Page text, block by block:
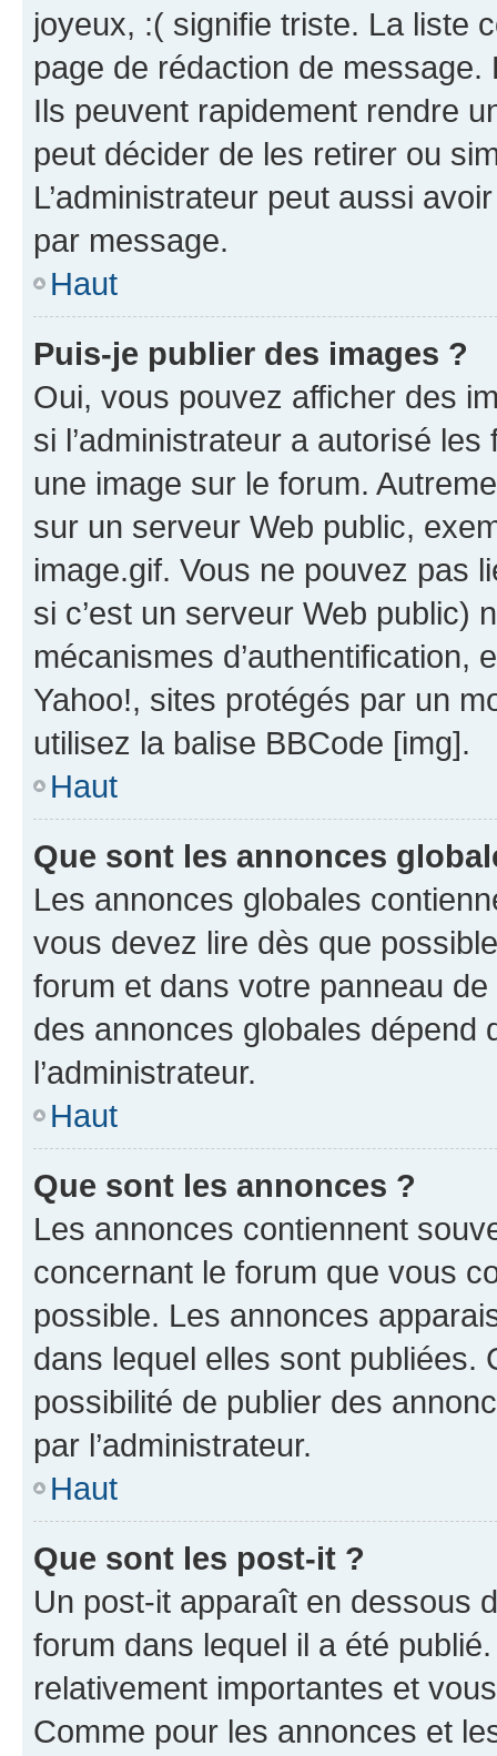
joyeux, :( signifie triste. La liste
page de rédaction de
Ils peuvent rapidement rendre
peut décider de les retirer ou
L’administrateur peut aussi
par message.
Haut
Puis-je publier des images ?
Oui, vous pouvez afficher des
si l’administrateur a autorisé
une image sur le forum.
sur un serveur Web public,
image.gif. Vous ne pouvez pas
si c’est un serveur Web public)
mécanismes d’authentification,
Yahoo!, sites protégés par un
utilisez la balise BBCode [img].
Haut
Que sont les annonces
Les annonces globales
vous devez lire dès que
forum et dans votre panneau
des annonces globales dépend
l’administrateur.
Haut
Que sont les annonces ?
Les annonces contiennent
concernant le forum que vous
possible. Les annonces
dans lequel elles sont publiées.
possibilité de publier des
par l’administrateur.
Haut
Que sont les post-it ?
Un post-it apparaît en dessous
forum dans lequel il a été
relativement importantes et
Comme pour les annonces et